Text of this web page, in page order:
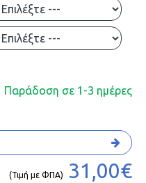
Παράδοση σε 1-3 ημέρες
(Τιμή με ΦΠΑ) 31,00€